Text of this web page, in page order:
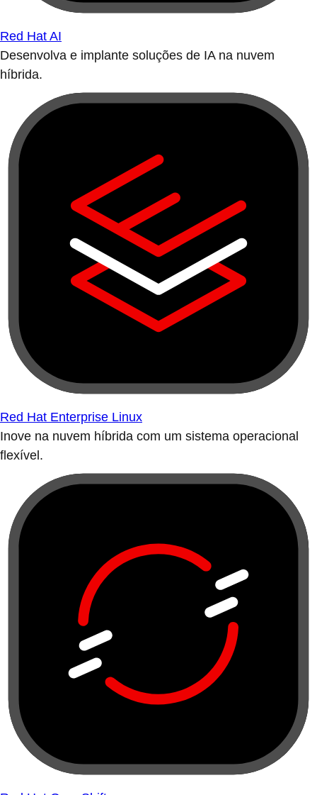
Red Hat AI
Desenvolva e implante soluções de IA na nuvem
híbrida.
Red Hat Enterprise Linux
Inove na nuvem híbrida com um sistema operacional
flexível.